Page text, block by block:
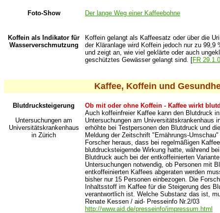
Foto-Show Der lange Weg einer Kaffeebohne
Koffein als Indikator für
Wasserverschmutzung
Koffein gelangt als Kaffeesatz oder über die
der Kläranlage wird Koffein jedoch nur zu 99,9
und zeigt an, wie viel geklärte oder auch
geschütztes Gewässer gelangt sind. [FR
Kaffee, Koffein und
Blutdrucksteigerung
Untersuchungen am
Universitätskrankenhaus
in Zürich
Ob mit oder ohne Koffein - Kaffee wirkt
Auch koffeinfreier Kaffee kann den Blutdruck
Untersuchungen am Universitätskrankenhaus
erhöhte bei Testpersonen den Blutdruck und
Meldung der Zeitschrift "Ernährungs-
Forscher heraus, dass bei regelmäßigen
blutdrucksteigernde Wirkung hatte, während
Blutdruck auch bei der entkoffeinierten
Untersuchungen notwendig, ob Personen mit
entkoffeinierten Kaffees abgeraten werden
bisher nur 15 Personen einbezogen. Die
Inhaltsstoff im Kaffee für die Steigerung des
verantwortlich ist. Welche Substanz das ist,
Renate Kessen / aid- Presseinfo Nr.2/03
http://www.aid.de/presseinfo/impressum.html